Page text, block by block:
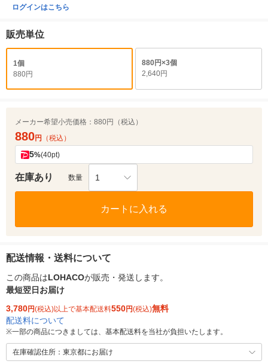
ログインはこちら
販売単位
1個
880円
880円×3個
2,640円
メーカー希望小売価格： 880円（税込）
880円 （税込）
5%(40pt)
在庫あり 数量 1
カートに入れる
配送情報・送料について
この商品はLOHACOが販売・発送します。
最短翌日お届け
3,780円(税込)以上で基本配送料550円(税込)無料
配送料について
※一部の商品につきましては、基本配送料を当社が負担いたします。
在庫確認住所：東京都にお届け